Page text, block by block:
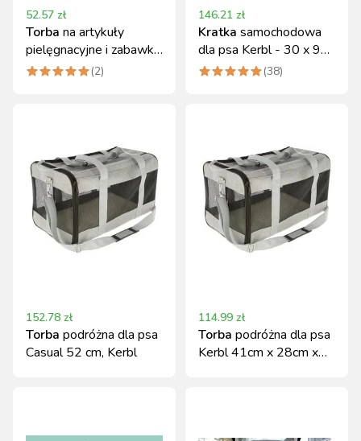
52.57 zł
Torba na artykuły
pielęgnacyjne i zabawki
Kerbl 27x22x22 cm
(2)
146.21 zł
Kratka samochodowa
dla psa Kerbl - 30 x 96-
145cm - regulowana,
(38)
152.78 zł
Torba podróżna dla psa
Casual 52 cm, Kerbl
114.99 zł
Torba podróżna dla psa
Kerbl 41cm x 28cm x